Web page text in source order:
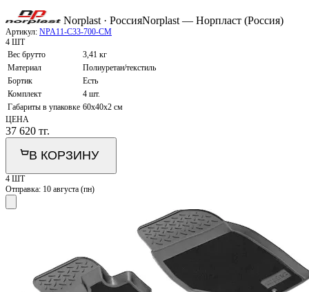
Norplast · РоссияNorplast — Норпласт (Россия)
Артикул: NPA11-C33-700-CM
4 ШТ
Вес брутто
3,41 кг
Материал
Полиуретан/текстиль
Бортик
Есть
Комплект
4 шт.
Габариты в упаковке 60х40x2 см
ЦЕНА
37 620 тг.
В КОРЗИНУ
4 ШТ
Отправка: 10 августа (пн)